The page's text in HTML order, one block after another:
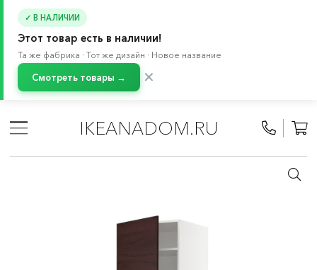
✓ В НАЛИЧИИ
Этот товар есть в наличии!
Та же фабрика · Тот же дизайн · Новое название
Смотреть товары → ✕
IKEANADOM.RU
Модульные кухни МЕТОД
/ Все компоненты МЕТОД
Высокие шкафы-пеналы МЕТОД